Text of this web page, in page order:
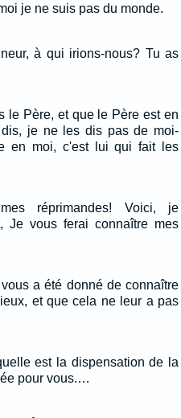
je ne suis pas du monde.
à qui irions-nous? Tu as
le Père, et que le Père est en
je ne les dis pas de moi-
en moi, c'est lui qui fait les
réprimandes! Voici, je
Je vous ferai connaître mes
a été donné de connaître
et que cela ne leur a pas
est la dispensation de la
pour vous.…